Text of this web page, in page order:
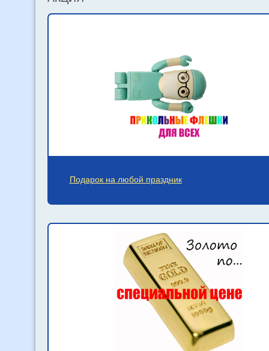
Подарок на любой праздник